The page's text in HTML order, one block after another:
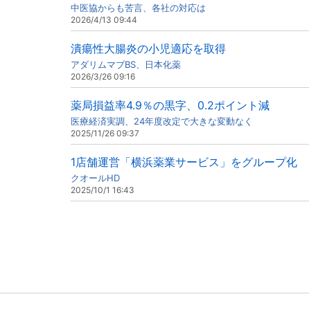
中医協からも苦言、各社の対応は
2026/4/13 09:44
潰瘍性大腸炎の小児適応を取得
アダリムマブBS、日本化薬
2026/3/26 09:16
薬局損益率4.9％の黒字、0.2ポイント減
医療経済実調、24年度改定で大きな変動なく
2025/11/26 09:37
1店舗運営「横浜薬業サービス」をグループ化
クオールHD
2025/10/1 16:43